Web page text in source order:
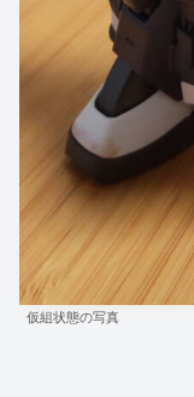
仮組状態の写真